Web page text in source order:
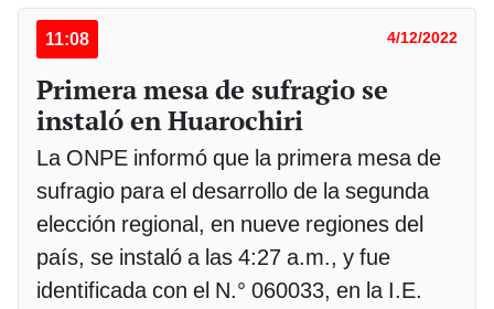
11:08 4/12/2022
Primera mesa de sufragio se
instaló en Huarochiri
La ONPE informó que la primera mesa de
sufragio para el desarrollo de la segunda
elección regional, en nueve regiones del
país, se instaló a las 4:27 a.m., y fue
identificada con el N.° 060033, en la I.E.